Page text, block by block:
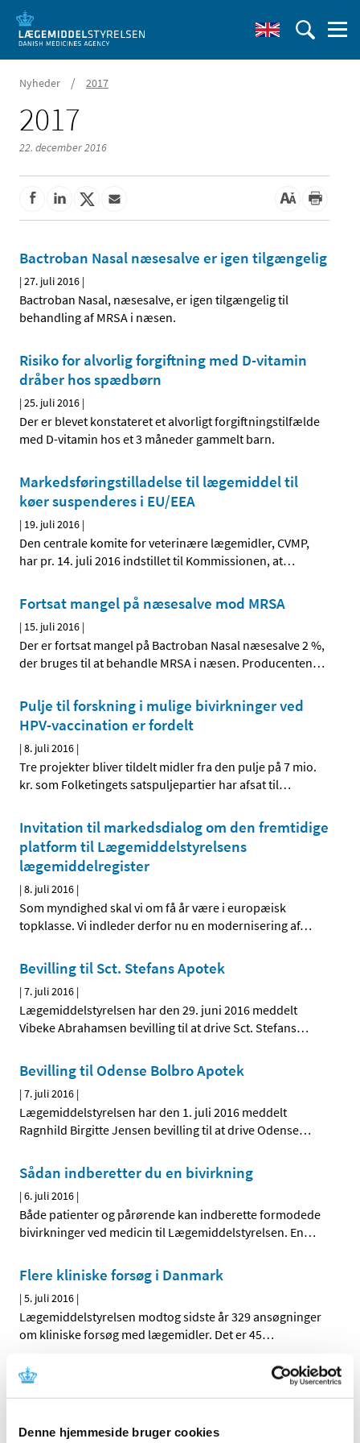
Denne hjemmeside bruger cookies
Nyheder / 2017
2017
22. december 2016
Bactroban Nasal næsesalve er igen tilgængelig
|27. juli 2016 |
Bactroban Nasal, næsesalve, er igen tilgængelig til
behandling af MRSA i næsen.
Risiko for alvorlig forgiftning med D-vitamin
dråber hos spædbørn
|25. juli 2016 |
Der er blevet konstateret et alvorligt forgiftningstilfælde
med D-vitamin hos et 3 måneder gammelt barn.
Markedsføringstilladelse til lægemiddel til
køer suspenderes i EU/EEA
| 19. juli 2016 |
Den centrale komite for veterinære lægemidler, CVMP,
har pr. 14. juli 2016 indstillet til Kommissionen, at…
Fortsat mangel på næsesalve mod MRSA
| 15. juli 2016 |
Der er fortsat mangel på Bactroban Nasal næsesalve 2 %,
der bruges til at behandle MRSA i næsen. Producenten…
Pulje til forskning i mulige bivirkninger ved
HPV-vaccination er fordelt
|8. juli 2016 |
Tre projekter bliver tildelt midler fra den pulje på 7 mio.
kr. som Folketingets satspuljepartier har afsat til…
Invitation til markedsdialog om den fremtidige
platform til Lægemiddelstyrelsens
lægemiddelregister
|8. juli 2016 |
Som myndighed skal vi om få år være i europæisk
topklasse. Vi indleder derfor nu en modernisering af…
Bevilling til Sct. Stefans Apotek
|7. juli 2016 |
Lægemiddelstyrelsen har den 29. juni 2016 meddelt
Vibeke Abrahamsen bevilling til at drive Sct. Stefans…
Bevilling til Odense Bolbro Apotek
|7. juli 2016 |
Lægemiddelstyrelsen har den 1. juli 2016 meddelt
Ragnhild Birgitte Jensen bevilling til at drive Odense…
Sådan indberetter du en bivirkning
|6. juli 2016 |
Både patienter og pårørende kan indberette formodede
bivirkninger ved medicin til Lægemiddelstyrelsen. En…
Flere kliniske forsøg i Danmark
|5. juli 2016 |
Lægemiddelstyrelsen modtog sidste år 329 ansøgninger
om kliniske forsøg med lægemidler. Det er 45…
Høring over forslag til tilskudsstatus for
medicin mod neuropatiske smerter
Medicintilskudsnævnet er i gang med at revurdere